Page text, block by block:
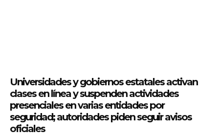
Universidades y gobiernos estatales activan
clases en línea y suspenden actividades
presenciales en varias entidades por
seguridad; autoridades piden seguir avisos
oficiales